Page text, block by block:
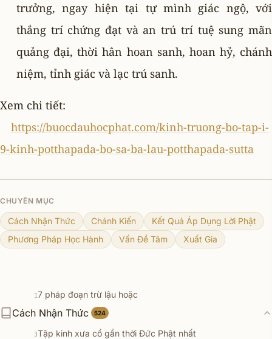
trưởng, ngay hiện tại tự mình giác ngộ, với
thắng trí chứng đạt và an trú trí tuệ sung mãn
quảng đại, thời hân hoan sanh, hoan hỷ, chánh
niệm, tỉnh giác và lạc trú sanh.
Xem chi tiết:
https://buocdauhocphat.com/kinh-truong-bo-tap-i-
9-kinh-potthapada-bo-sa-ba-lau-potthapada-sutta
CHUYÊN MỤC
Cách Nhận Thức Chánh Kiến
Kết Quả Áp Dụng Lời Phật
Phương Pháp Học Hành
Vấn Đề Tâm Xuất Gia
Cách Nhận Thức 524
17 pháp đoạn trừ lậu hoặc
2 Nhận thức về đời sống và cách tu tập
3Tập kinh xưa cổ gần thời Đức Phật nhất